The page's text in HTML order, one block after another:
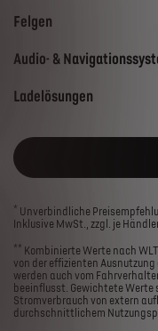
Felgen
Audio- &
Ladelösungen
* Unverbindliche
Inklusive MwSt., zzgl. je
** Kombinierte Werte nach
von der effizienten
werden auch vom
beeinflusst. Gewichtete
Stromverbrauch von extern
durchschnittlichem